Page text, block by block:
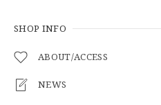
SHOP INFO
ABOUT/ACCESS
NEWS